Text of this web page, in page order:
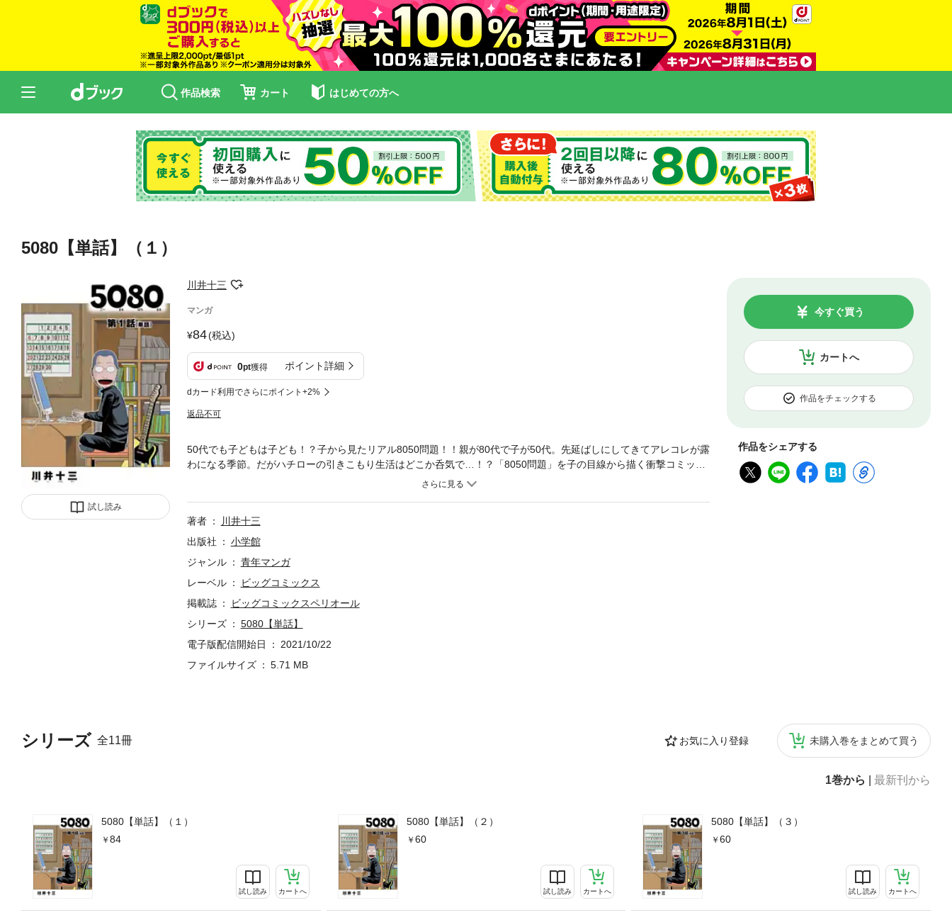
作品検索 カート はじめての方へ
5080【単話】（１）
試し読み
川井十三
マンガ
84(税込)
0pt獲得 ポイント詳細
dカード利用でさらにポイント+2%
返品不可
カートへ
今すぐ買う
作品をチェックする
作品をシェアする
シリーズ 全11冊 お気に入り登録 未購入巻をまとめて買う
1巻から 最新刊から
5080【単話】（１）
84
試し読み カートへ
5080【単話】（２）
60
試し読み カートへ
5080【単話】（３）
60
試し読み カートへ
50代でも子どもは子ども！？子から見たリアル8050問題！！親が80代で子が50代。先延ばしにしてきてアレコレが露
わになる季節。だがハチローの引きこもり生活はどこか呑気で…！？「8050問題」を子の目線から描く衝撃コミッ
ク。この危機感の無さはただ事ではない！30予備軍、40で内定。他人事でない5080！！
著者
川井十三
出版社
小学館
ジャンル
青年マンガ
レーベル
ビッグコミックス
掲載誌
ビッグコミックスペリオール
シリーズ
5080【単話】
電子版配信開始日
2021/10/22
ファイルサイズ
5.71 MB